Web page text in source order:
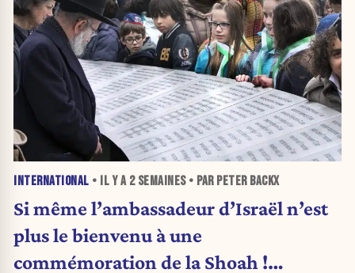
INTERNATIONAL • IL Y A 2 SEMAINES• PAR PETER BACKX
Si même l’ambassadeur d’Israël n’est
plus le bienvenu à une
commémoration de la Shoah !